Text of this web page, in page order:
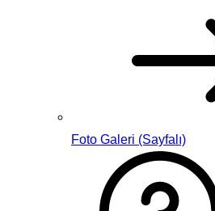
Foto Galeri (Sayfalı)